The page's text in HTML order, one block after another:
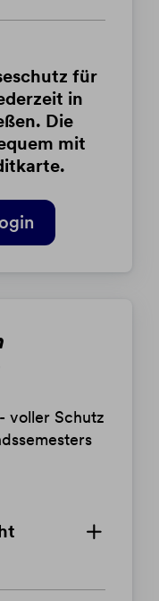
für
in
Die
mit
voller Schutz